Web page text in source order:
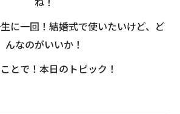
に一回！結婚式で使いたいけど、ど
んなのがいいか！
とで！本日のトピック！